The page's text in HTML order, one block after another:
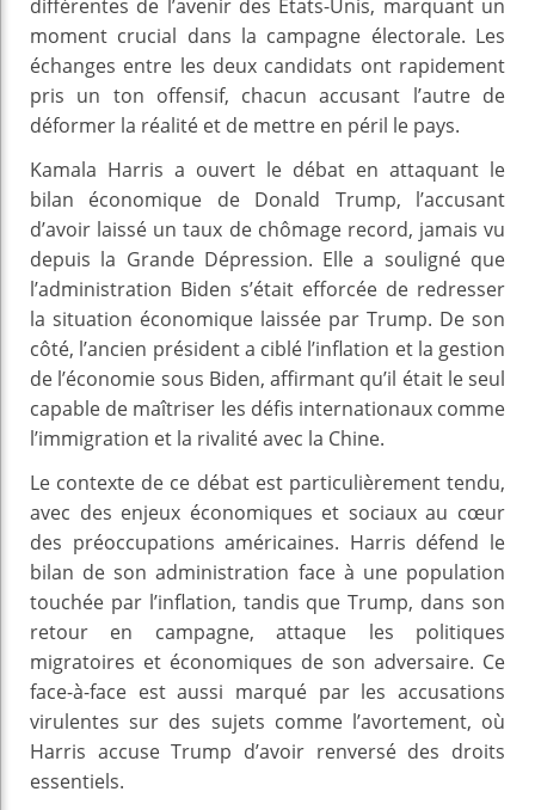
différentes de l’avenir des États-Unis, marquant un
moment crucial dans la campagne électorale. Les
échanges entre les deux candidats ont rapidement
pris un ton offensif, chacun accusant l’autre de
déformer la réalité et de mettre en péril le pays.
Kamala Harris a ouvert le débat en attaquant le
bilan économique de Donald Trump, l’accusant
d’avoir laissé un taux de chômage record, jamais vu
depuis la Grande Dépression. Elle a souligné que
l’administration Biden s’était efforcée de redresser
la situation économique laissée par Trump. De son
côté, l’ancien président a ciblé l’inflation et la gestion
de l’économie sous Biden, affirmant qu’il était le seul
capable de maîtriser les défis internationaux comme
l’immigration et la rivalité avec la Chine.
Le contexte de ce débat est particulièrement tendu,
avec des enjeux économiques et sociaux au cœur
des préoccupations américaines. Harris défend le
bilan de son administration face à une population
touchée par l’inflation, tandis que Trump, dans son
retour en campagne, attaque les politiques
migratoires et économiques de son adversaire. Ce
face-à-face est aussi marqué par les accusations
virulentes sur des sujets comme l’avortement, où
Harris accuse Trump d’avoir renversé des droits
essentiels.